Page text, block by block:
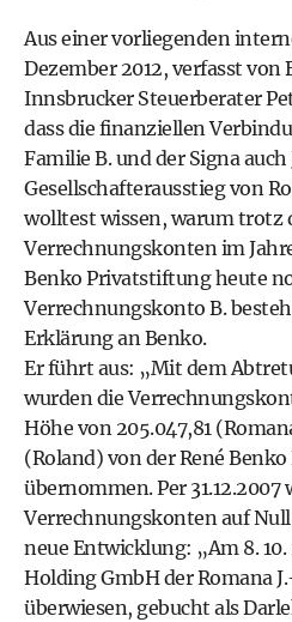
Aus einer vorliegenden
Dezember 2012, verfasst
Innsbrucker Steuerberater
dass die finanziellen
Familie B. und der Signa
Gesellschafterausstieg von
wolltest wissen, warum trotz
Verrechnungskonten im
Benko Privatstiftung heute
Verrechnungskonto B.
Erklärung an Benko.
Er führt aus: „Mit dem
wurden die
Höhe von 205.047,81
(Roland) von der René
übernommen. Per 31.12.2007
Verrechnungskonten auf
neue Entwicklung: „Am 8.
Holding GmbH der Romana
überwiesen, gebucht als